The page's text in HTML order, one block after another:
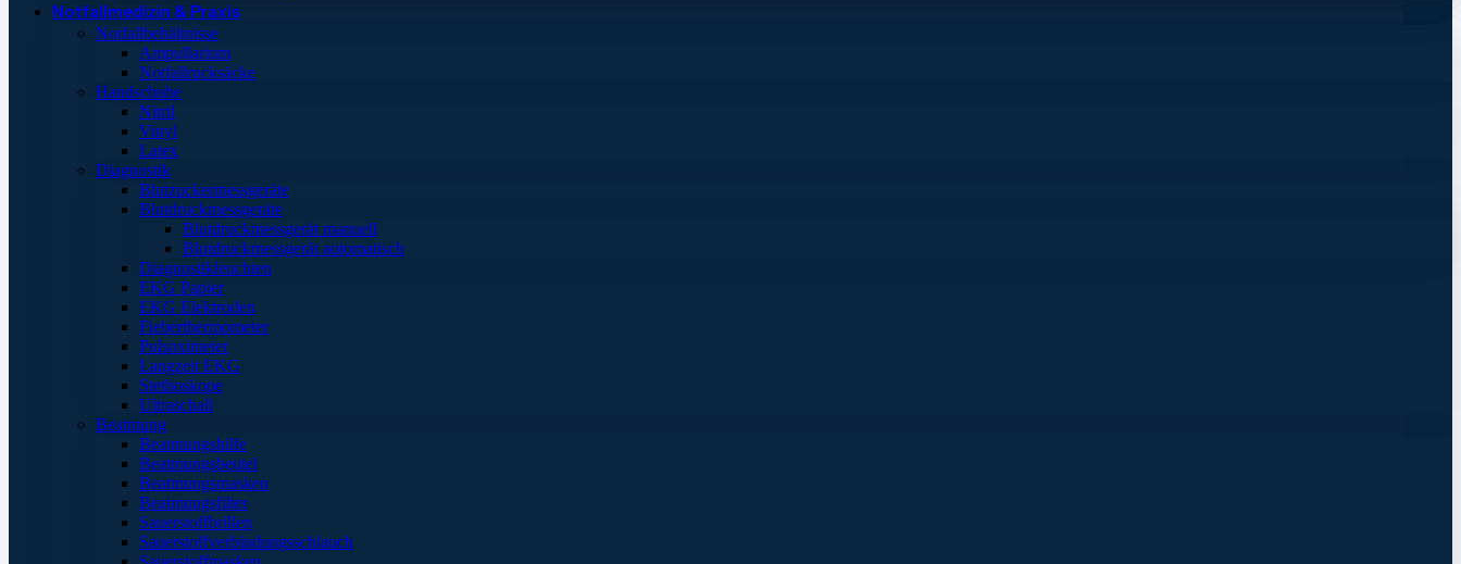
Notfallmedizin & Praxis
Notfallbehältnisse
Ampullarium
Notfallrucksäcke
Handschuhe
Nitril
Vinyl
Latex
Diagnostik
Blutzuckermessgeräte
Blutdruckmessgeräte
Blutdruckmessgerät manuell
Blutdruckmessgerät automatisch
Diagnostikleuchten
EKG Papier
EKG Elektroden
Fieberthermometer
Pulsoximeter
Langzeit EKG
Stethoskope
Ultraschall
Beatmung
Beatmungshilfe
Beatmungsbeutel
Beatmungsmasken
Beatmungsfilter
Sauerstoffbrillen
Sauerstoffverbindungsschlauch